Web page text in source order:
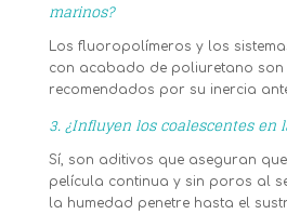
marinos?
Los fluoropolímeros y los
con acabado de poliuretano son
recomendados por su inercia
3. ¿Influyen los coalescentes en
Sí, son aditivos que aseguran
película continua y sin poros al
la humedad penetre hasta el